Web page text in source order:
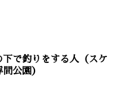
下で釣りをする人（スケ
公園）